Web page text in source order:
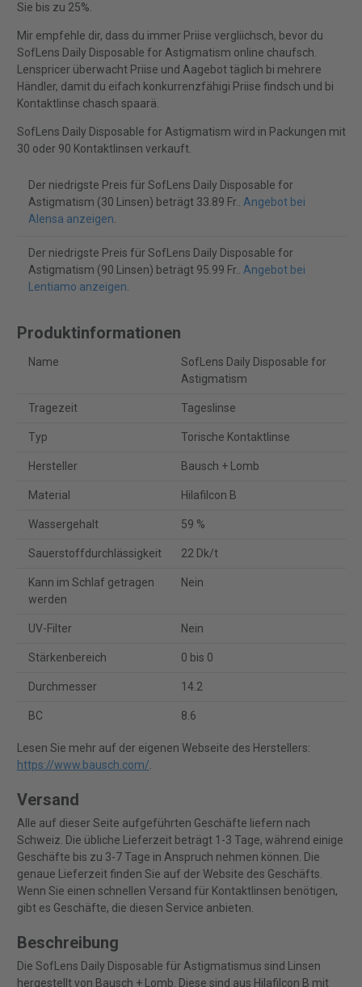
Sie bis zu 25%.
Mir empfehle dir, dass du immer Priise vergliichsch, bevor du
SofLens Daily Disposable for Astigmatism online chaufsch.
Lenspricer überwacht Priise und Aagebot täglich bi mehrere
Händler, damit du eifach konkurrenzfähigi Priise findsch und bi
Kontaktlinse chasch spaarä.
SofLens Daily Disposable for Astigmatism wird in Packungen mit
30 oder 90 Kontaktlinsen verkauft.
Der niedrigste Preis für SofLens Daily Disposable for
Astigmatism (30 Linsen) beträgt 33.89 Fr.. Angebot bei
Alensa anzeigen.
Der niedrigste Preis für SofLens Daily Disposable for
Astigmatism (90 Linsen) beträgt 95.99 Fr.. Angebot bei
Lentiamo anzeigen.
Produktinformationen
Name
SofLens Daily Disposable for
Astigmatism
Tragezeit Tageslinse
Typ Torische Kontaktlinse
Hersteller Bausch + Lomb
Material Hilafilcon B
Wassergehalt 59 %
Sauerstoffdurchlässigkeit 22 Dk/t
Kann im Schlaf getragen
werden
Nein
UV-Filter Nein
Stärkenbereich 0 bis 0
Durchmesser 14.2
BC 8.6
Lesen Sie mehr auf der eigenen Webseite des Herstellers:
https://www.bausch.com/.
Versand
Alle auf dieser Seite aufgeführten Geschäfte liefern nach
Schweiz. Die übliche Lieferzeit beträgt 1-3 Tage, während einige
Geschäfte bis zu 3-7 Tage in Anspruch nehmen können. Die
genaue Lieferzeit finden Sie auf der Website des Geschäfts.
Wenn Sie einen schnellen Versand für Kontaktlinsen benötigen,
gibt es Geschäfte, die diesen Service anbieten.
Beschreibung
Die SofLens Daily Disposable für Astigmatismus sind Linsen
hergestellt von Bausch + Lomb. Diese sind aus Hilafilcon B mit